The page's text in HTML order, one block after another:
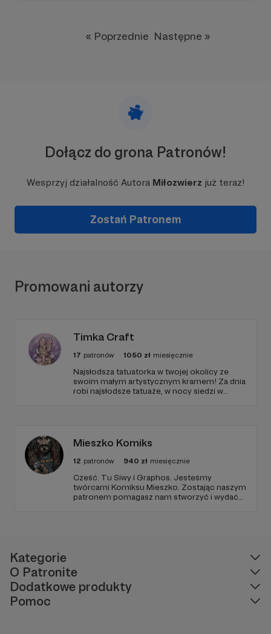
« Poprzednie Następne »
Dołącz do grona Patronów!
Wesprzyj działalność Autora Miłozwierz już teraz!
Zostań Patronem
Promowani autorzy
Timka Craft
17 patronów 1050 zł miesięcznie
Najsłodsza tatuatorka w twojej okolicy ze
swoim małym artystycznym kramem! Za dnia
robi najsłodsze tatuaże, w nocy siedzi w
Mieszko Komiks
12 patronów 940 zł miesięcznie
Cześć. Tu Siwy i Graphos. Jesteśmy
twórcami Komiksu Mieszko. Zostając naszym
patronem pomagasz nam stworzyć i wydać
Kategorie
O Patronite
Dodatkowe produkty
Pomoc